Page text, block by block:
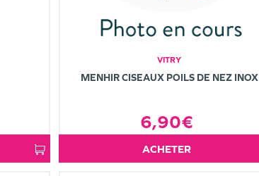
VITRY
MENHIR CISEAUX POILS DE NEZ INOX
6,90€
ACHETER